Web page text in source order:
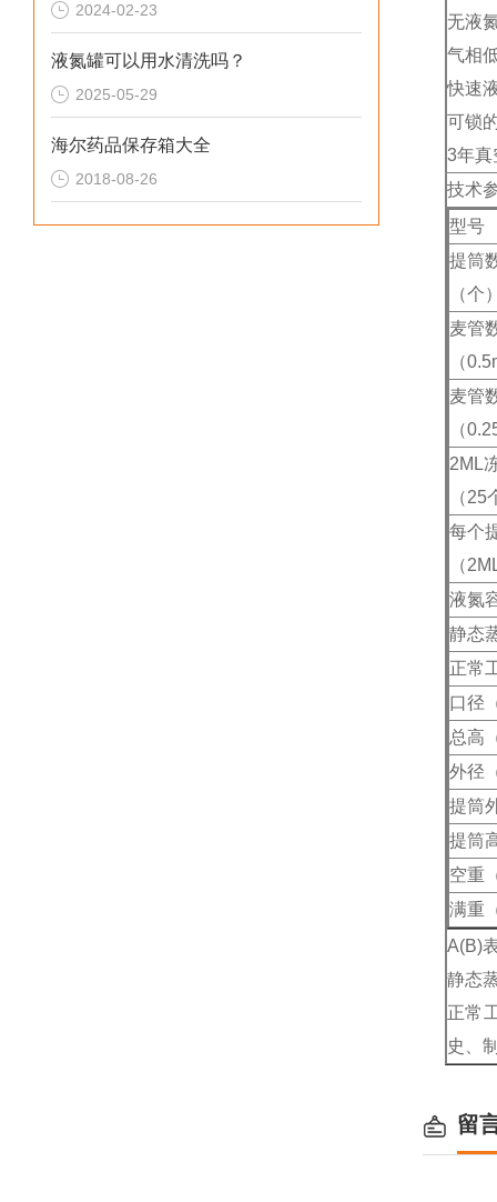
2024-02-23
液氮罐可以用水清洗吗？
2025-05-29
海尔药品保存箱大全
2018-08-26
无液
气相
快速
可锁
3年真
技术
型号
提筒
（个
麦管
（
麦管
（
2ML
（25
每个
（
液氮
静态
正常
口径
总高
外径
提筒
提筒
空重
满重
A(B)
静态
正常
史、
留